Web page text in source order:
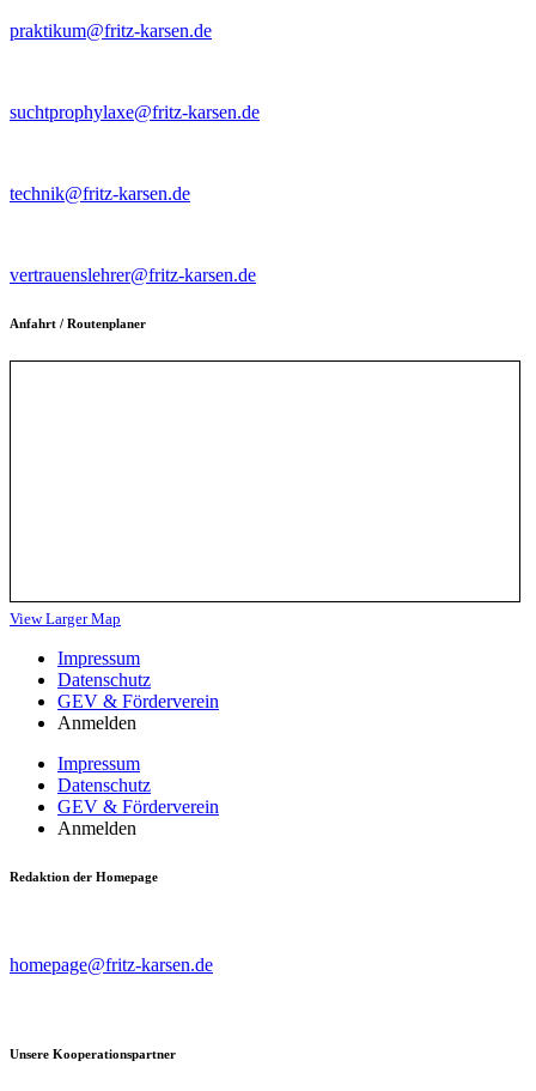
praktikum@fritz-karsen.de
suchtprophylaxe@fritz-karsen.de
technik@fritz-karsen.de
vertrauenslehrer@fritz-karsen.de
Anfahrt / Routenplaner
View Larger Map
Impressum
Datenschutz
GEV & Förderverein
Anmelden
Impressum
Datenschutz
GEV & Förderverein
Anmelden
Redaktion der Homepage
homepage@fritz-karsen.de
Unsere Kooperationspartner